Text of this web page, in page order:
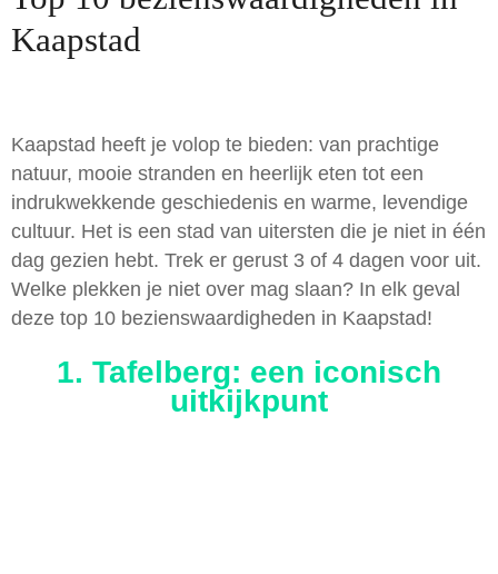
Kaapstad
Kaapstad heeft je volop te bieden: van prachtige
natuur, mooie stranden en heerlijk eten tot een
indrukwekkende geschiedenis en warme, levendige
cultuur. Het is een stad van uitersten die je niet in één
dag gezien hebt. Trek er gerust 3 of 4 dagen voor uit.
Welke plekken je niet over mag slaan? In elk geval
deze top 10 bezienswaardigheden in Kaapstad!
1. Tafelberg: een iconisch
uitkijkpunt